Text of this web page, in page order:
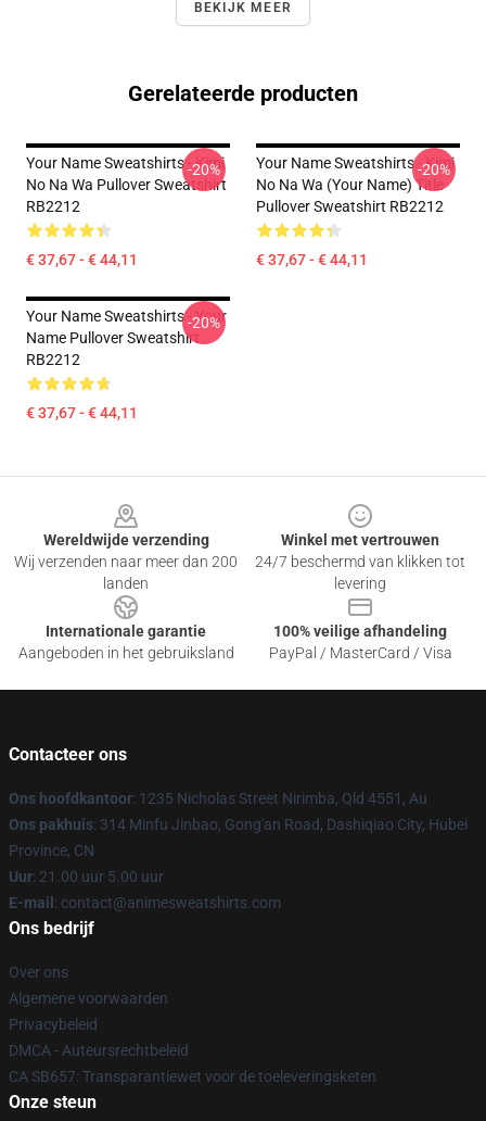
BEKIJK MEER
Gerelateerde producten
Your Name Sweatshirts - Kimi
No Na Wa Pullover Sweatshirt
RB2212
€ 37,67 - € 44,11
-20%
Your Name Sweatshirts - Kimi
No Na Wa (Your Name) Title
Pullover Sweatshirt RB2212
€ 37,67 - € 44,11
-20%
Your Name Sweatshirts - Your
Name Pullover Sweatshirt
RB2212
€ 37,67 - € 44,11
-20%
Wereldwijde verzending
Wij verzenden naar meer dan 200
landen
Winkel met vertrouwen
24/7 beschermd van klikken tot
levering
Internationale garantie
Aangeboden in het gebruiksland
100% veilige afhandeling
PayPal / MasterCard / Visa
Contacteer ons
Ons hoofdkantoor: 1235 Nicholas Street Nirimba, Qld 4551, Au
Ons pakhuis: 314 Minfu Jinbao, Gong'an Road, Dashiqiao City, Hubei
Province, CN
Uur: 21.00 uur 5.00 uur
E-mail : contact@animesweatshirts.com
Ons bedrijf
Over ons
Algemene voorwaarden
Privacybeleid
DMCA - Auteursrechtbeleid
CA SB657: Transparantiewet voor de toeleveringsketen
Onze steun